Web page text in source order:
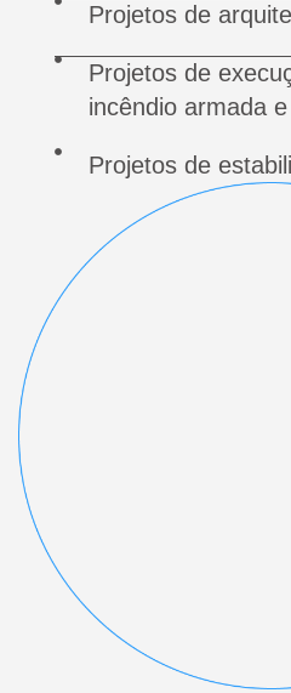
Projetos de
Projetos de
incêndio armada
Projetos de